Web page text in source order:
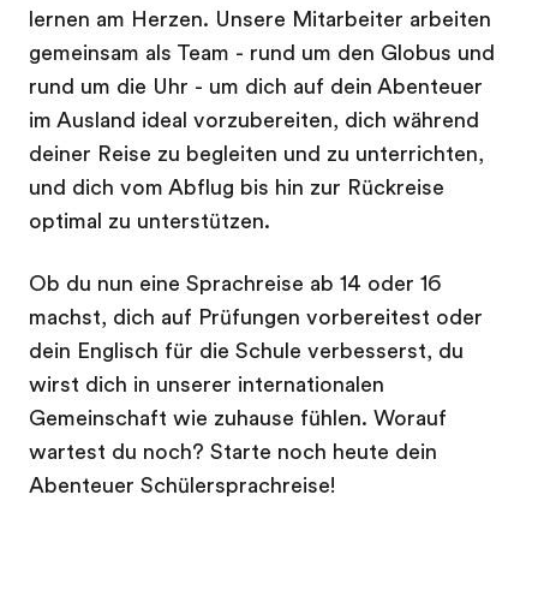
lernen am Herzen. Unsere Mitarbeiter arbeiten
gemeinsam als Team - rund um den Globus und
rund um die Uhr - um dich auf dein Abenteuer
im Ausland ideal vorzubereiten, dich während
deiner Reise zu begleiten und zu unterrichten,
und dich vom Abflug bis hin zur Rückreise
optimal zu unterstützen.
Ob du nun eine Sprachreise ab 14 oder 16
machst, dich auf Prüfungen vorbereitest oder
dein Englisch für die Schule verbesserst, du
wirst dich in unserer internationalen
Gemeinschaft wie zuhause fühlen. Worauf
wartest du noch? Starte noch heute dein
Abenteuer Schülersprachreise!